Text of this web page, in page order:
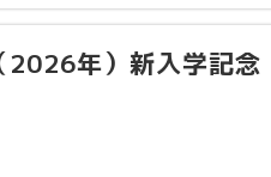
年）新入学記念